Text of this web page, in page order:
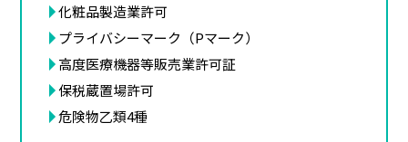
化粧品製造業許可
プライバシーマーク（Pマーク）
高度医療機器等販売業許可証
保税蔵置場許可
危険物乙類4種